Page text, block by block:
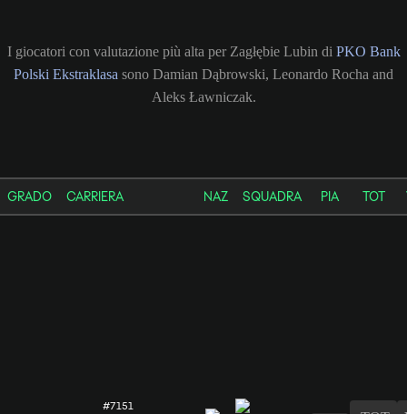
I giocatori con valutazione più alta per Zagłębie Lubin di PKO Bank
Polski Ekstraklasa sono Damian Dąbrowski, Leonardo Rocha and
Aleks Ławniczak.
GRADO CARRIERA NAZ SQUADRA PIA TOT
#7151